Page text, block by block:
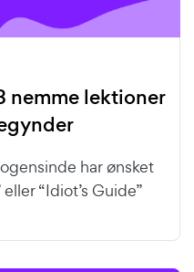
nemme lektioner
har ønsket
“Idiot’s Guide”